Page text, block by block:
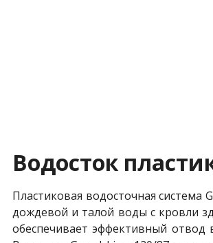
Водосток
Пластиковая водосточная система
дождевой и талой воды с кровли
обеспечивает эффективный